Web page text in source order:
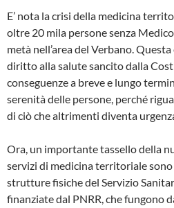
E’ nota la crisi della medicina
oltre 20 mila persone senza
metà nell’area del Verbano.
diritto alla salute sancito dalla
conseguenze a breve e lungo
serenità delle persone, perché
di ciò che altrimenti diventa
Ora, un importante tassello della
servizi di medicina territoriale
strutture fisiche del Servizio
finanziate dal PNRR, che fungono